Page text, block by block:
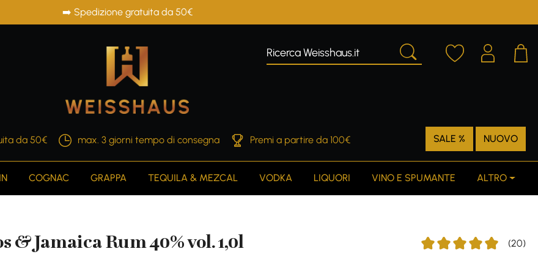
➡️ Spedizione gratuita da 50€
da 50€ max. 3 giorni tempo di consegna Premi a partire da 100€ SALE % NUOVO
COGNAC GRAPPA TEQUILA & MEZCAL VODKA LIQUORI VINO E SPUMANTE ALTRO
Jamaica Rum 40% vol. 1,0l (20)